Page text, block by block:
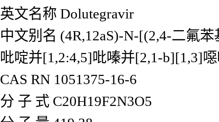
英文名称 Dolutegravir
中文别名 (4R,12aS)-N-[(2,4-二氟
吡啶并[1,2:4,5]吡嗪并[2,1-b][1,3]
CAS RN 1051375-16-6
分 子 式 C20H19F2N3O5